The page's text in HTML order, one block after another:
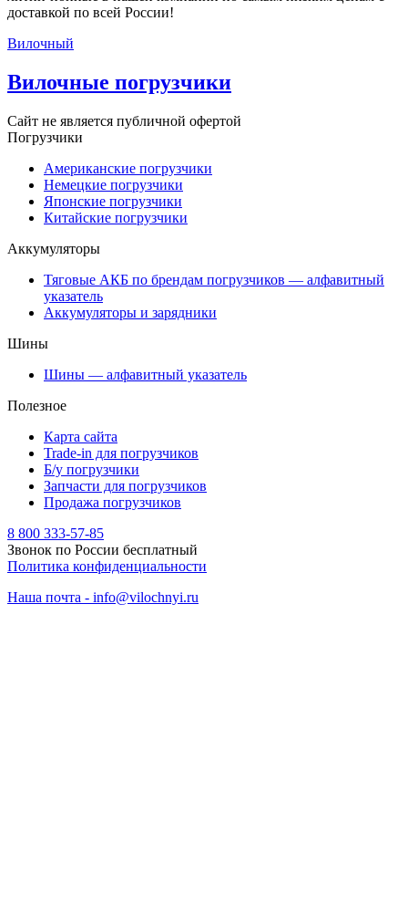
доставкой по всей России!
Вилочный
Вилочные погрузчики
Сайт не является публичной офертой
Погрузчики
Американские погрузчики
Немецкие погрузчики
Японские погрузчики
Китайские погрузчики
Аккумуляторы
Тяговые АКБ по брендам погрузчиков — алфавитный
указатель
Аккумуляторы и зарядники
Шины
Шины — алфавитный указатель
Полезное
Карта сайта
Trade-in для погрузчиков
Б/у погрузчики
Запчасти для погрузчиков
Продажа погрузчиков
8 800 333-57-85
Звонок по России бесплатный
Политика конфиденциальности
Наша почта - info@vilochnyi.ru